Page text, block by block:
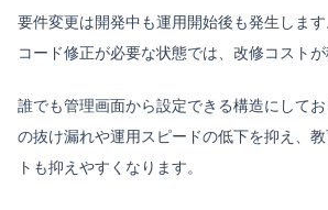
要件変更は開発中も運用開始後も発生しま
コード修正が必要な状態では、改修コストが
誰でも管理画面から設定できる構造にして
の抜け漏れや運用スピードの低下を抑え、
トも抑えやすくなります。